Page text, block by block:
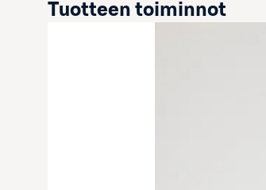
Tuotteen toiminnot